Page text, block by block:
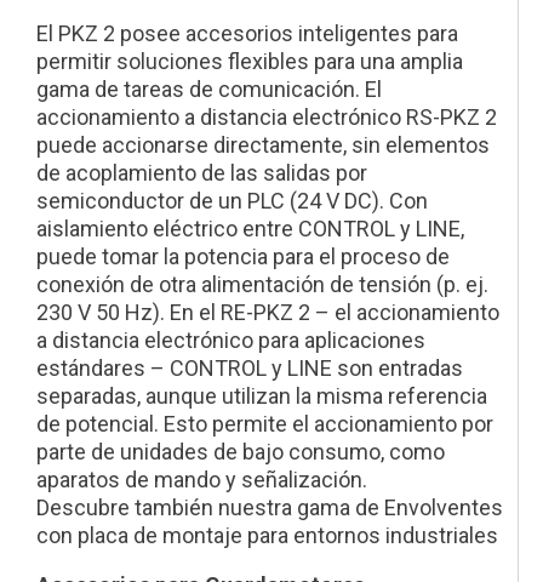
El PKZ 2 posee accesorios inteligentes para
permitir soluciones flexibles para una amplia
gama de tareas de comunicación. El
accionamiento a distancia electrónico RS-PKZ 2
puede accionarse directamente, sin elementos
de acoplamiento de las salidas por
semiconductor de un PLC (24 V DC). Con
aislamiento eléctrico entre CONTROL y LINE,
puede tomar la potencia para el proceso de
conexión de otra alimentación de tensión (p. ej.
230 V 50 Hz). En el RE-PKZ 2 – el accionamiento
a distancia electrónico para aplicaciones
estándares – CONTROL y LINE son entradas
separadas, aunque utilizan la misma referencia
de potencial. Esto permite el accionamiento por
parte de unidades de bajo consumo, como
aparatos de mando y señalización.
Descubre también nuestra gama de Envolventes
con placa de montaje para entornos industriales